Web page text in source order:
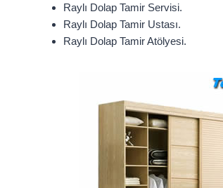
Raylı Dolap Tamir Servisi.
Raylı Dolap Tamir Ustası.
Raylı Dolap Tamir Atölyesi.